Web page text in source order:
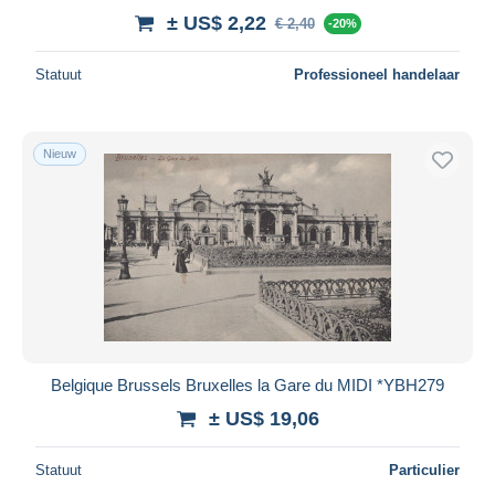
± US$ 2,22 € 2,40 -20%
Statuut Professioneel handelaar
Nieuw
Belgique Brussels Bruxelles la Gare du MIDI *YBH279
± US$ 19,06
Statuut Particulier